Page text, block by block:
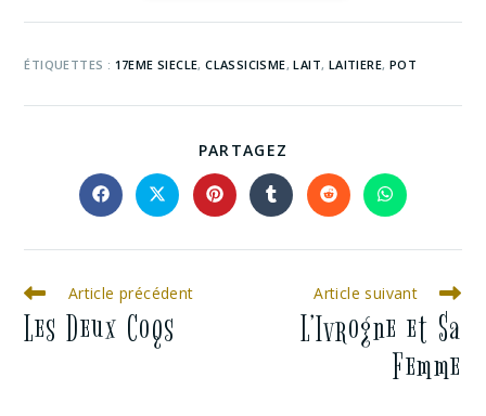
ÉTIQUETTES : 17EME SIECLE, CLASSICISME, LAIT, LAITIERE, POT
PARTAGEZ
Article précédent
Les Deux Coqs
Article suivant
L’Ivrogne et Sa
Femme